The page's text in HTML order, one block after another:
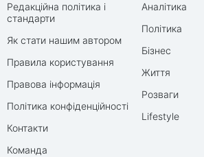
Редакційна політика і
стандарти
Як стати нашим автором
Правила користування
Правова інформація
Політика конфіденційності
Контакти
Команда
Аналітика
Політика
Бізнес
Життя
Розваги
Lifestyle